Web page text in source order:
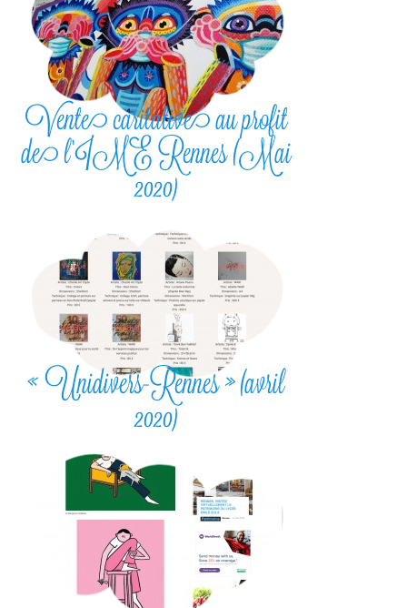
Vente caritative au profit
de l’IME Rennes (Mai
2020)
« Unidivers-Rennes » (avril
2020)